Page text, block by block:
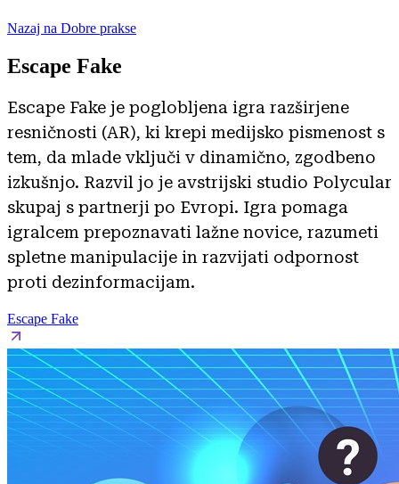
Nazaj na Dobre prakse
Escape Fake
Escape Fake je poglobljena igra razširjene
resničnosti (AR), ki krepi medijsko pismenost s
tem, da mlade vključi v dinamično, zgodbeno
izkušnjo. Razvil jo je avstrijski studio Polycular
skupaj s partnerji po Evropi. Igra pomaga
igralcem prepoznavati lažne novice, razumeti
spletne manipulacije in razvijati odpornost
proti dezinformacijam.
Escape Fake